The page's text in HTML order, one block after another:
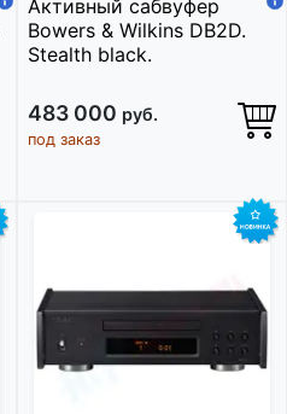
Активный сабвуфер
Bowers & Wilkins DB2D.
Stealth black.
483 000 руб.
под заказ